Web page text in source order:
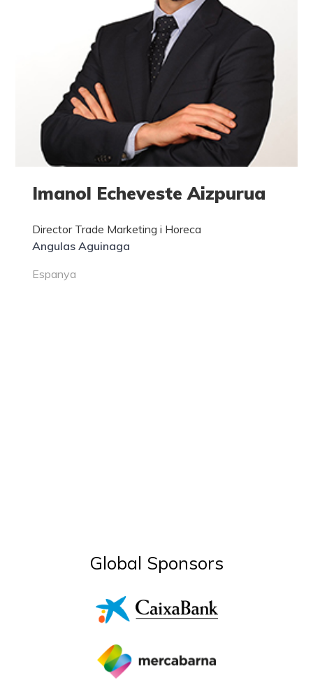
Imanol Echeveste Aizpurua
Director Trade Marketing i Horeca
Angulas Aguinaga
Espanya
Global Sponsors